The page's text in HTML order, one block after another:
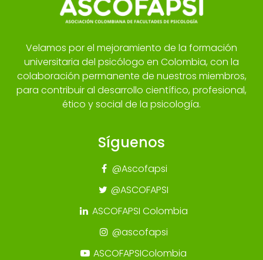
Velamos por el mejoramiento de la formación
universitaria del psicólogo en Colombia, con la
colaboración permanente de nuestros miembros,
para contribuir al desarrollo científico, profesional,
ético y social de la psicología.
Síguenos
@Ascofapsi
@ASCOFAPSI
ASCOFAPSI Colombia
@ascofapsi
ASCOFAPSIColombia